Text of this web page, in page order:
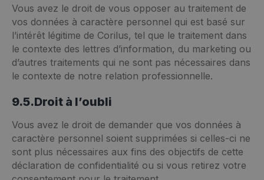
Vous avez le droit de vous opposer au traitement de
vos données à caractère personnel qui est basé sur
l’intérêt légitime de Corilus, tel que le traitement dans
le contexte des lettres d’information, du marketing ou
d’autres traitements qui ne sont pas nécessaires dans
le contexte de notre relation professionnelle.
9.5.Droit à l’oubli
Vous avez le droit de demander que vos données à
caractère personnel soient supprimées si celles-ci ne
sont plus nécessaires aux fins des objectifs de cette
déclaration de confidentialité ou si vous retirez votre